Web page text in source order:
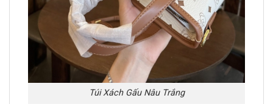
Túi Xách Gấu Nâu Trắng